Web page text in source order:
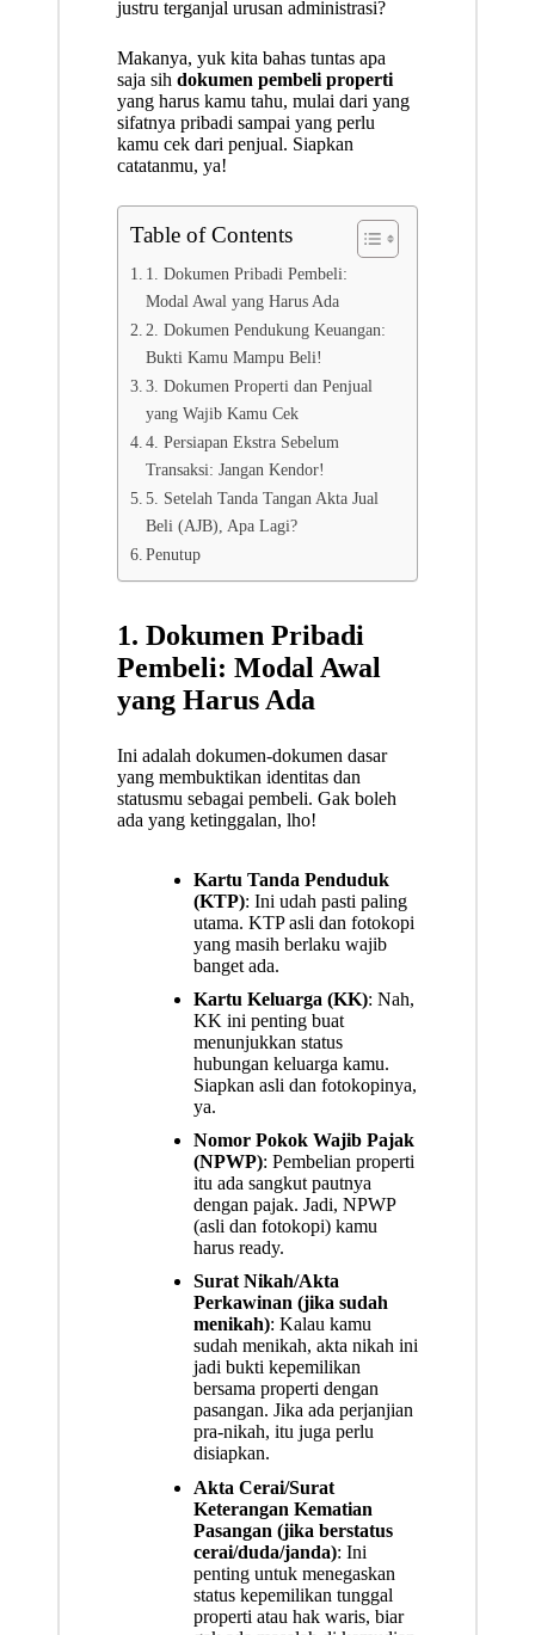
justru terganjal urusan administrasi?
Makanya, yuk kita bahas tuntas apa
saja sih dokumen pembeli properti
yang harus kamu tahu, mulai dari yang
sifatnya pribadi sampai yang perlu
kamu cek dari penjual. Siapkan
catatanmu, ya!
Table of Contents
1. Dokumen Pribadi Pembeli:
Modal Awal yang Harus Ada
2. Dokumen Pendukung Keuangan:
Bukti Kamu Mampu Beli!
3. Dokumen Properti dan Penjual
yang Wajib Kamu Cek
4. Persiapan Ekstra Sebelum
Transaksi: Jangan Kendor!
5. Setelah Tanda Tangan Akta Jual
Beli (AJB), Apa Lagi?
Penutup
1. Dokumen Pribadi
Pembeli: Modal Awal
yang Harus Ada
Ini adalah dokumen-dokumen dasar
yang membuktikan identitas dan
statusmu sebagai pembeli. Gak boleh
ada yang ketinggalan, lho!
Kartu Tanda Penduduk
(KTP): Ini udah pasti paling
utama. KTP asli dan fotokopi
yang masih berlaku wajib
banget ada.
Kartu Keluarga (KK): Nah,
KK ini penting buat
menunjukkan status
hubungan keluarga kamu.
Siapkan asli dan fotokopinya,
ya.
Nomor Pokok Wajib Pajak
(NPWP): Pembelian properti
itu ada sangkut pautnya
dengan pajak. Jadi, NPWP
(asli dan fotokopi) kamu
harus ready.
Surat Nikah/Akta
Perkawinan (jika sudah
menikah): Kalau kamu
sudah menikah, akta nikah ini
jadi bukti kepemilikan
bersama properti dengan
pasangan. Jika ada perjanjian
pra-nikah, itu juga perlu
disiapkan.
Akta Cerai/Surat
Keterangan Kematian
Pasangan (jika berstatus
cerai/duda/janda): Ini
penting untuk menegaskan
status kepemilikan tunggal
properti atau hak waris, biar